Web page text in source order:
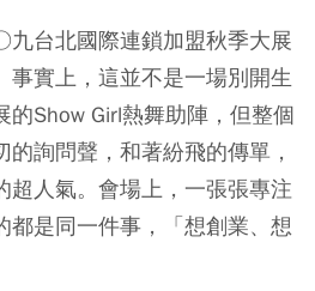
台北國際連鎖加盟秋季大展
事實上，這並不是一場別開生
Show Girl熱舞助陣，但整個
詢問聲，和著紛飛的傳單，
超人氣。會場上，一張張專注
都是同一件事，「想創業、想